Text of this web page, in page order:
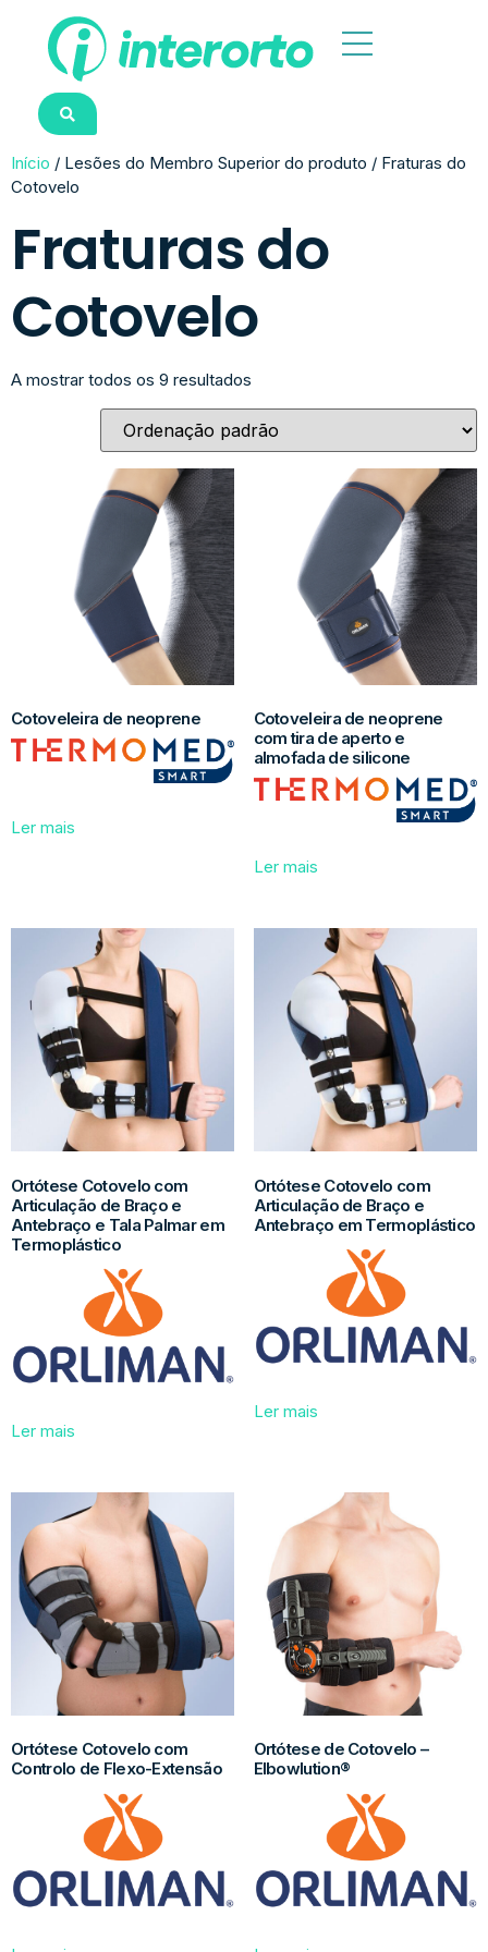
Início / Lesões do Membro Superior do produto / Fraturas do
Cotovelo
Fraturas do
Cotovelo
A mostrar todos os 9 resultados
Cotoveleira de neoprene
Ler mais
Cotoveleira de neoprene
com tira de aperto e
almofada de silicone
Ler mais
Ortótese Cotovelo com
Articulação de Braço e
Antebraço e Tala Palmar em
Termoplástico
Ler mais
Ortótese Cotovelo com
Articulação de Braço e
Antebraço em Termoplástico
Ler mais
Ortótese Cotovelo com
Controlo de Flexo-Extensão
Ortótese de Cotovelo –
Elbowlution®